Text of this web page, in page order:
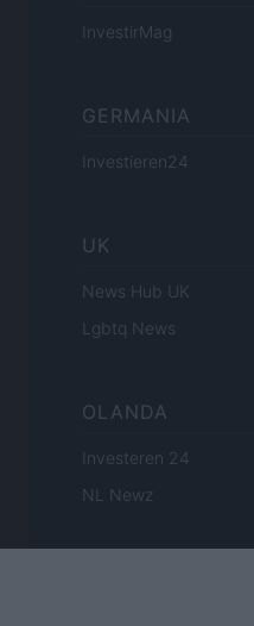
InvestirMag
GERMANIA
Investieren24
UK
News Hub UK
Lgbtq News
OLANDA
Investeren 24
NL Newz